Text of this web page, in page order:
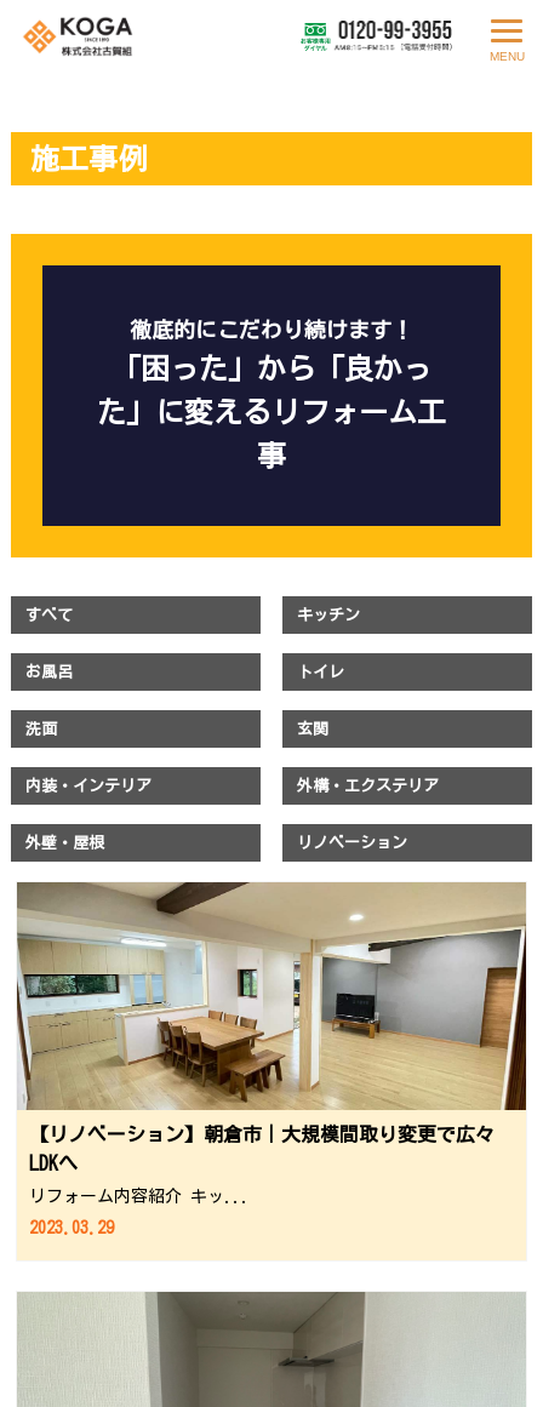
MENU
施工事例
徹底的にこだわり続けます！
「困った」から「良かっ
た」に変えるリフォーム工
事
すべて キッチン
お風呂 トイレ
洗面 玄関
内装・インテリア 外構・エクステリア
外壁・屋根 リノベーション
【リノベーション】朝倉市｜大規模間取り変更で広々
LDKへ
リフォーム内容紹介 キッ...
2023.03.29